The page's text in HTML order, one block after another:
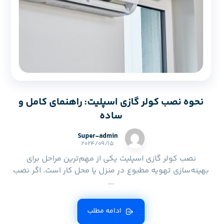
نحوه نصب کولر گازی اسپلیت: راهنمای کامل و
ساده
Super-admin
۲۰۲۴/۰۹/۱۵
نصب کولر گازی اسپلیت یکی از مهم‌ترین مراحل برای
بهینه‌سازی تهویه مطبوع در منزل یا محل کار است. اگر نصب
...
ادامه مطلب